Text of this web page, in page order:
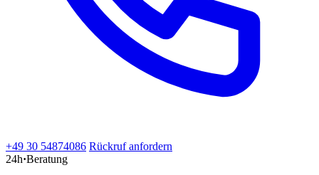
+49 30 54874086 Rückruf anfordern
24h·Beratung